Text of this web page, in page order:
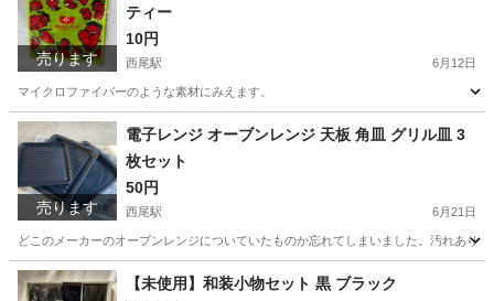
売ります
ティー
10円
西尾駅 6月12日
マイクロファイバーのような素材にみえます。
愛知 西尾市 西尾駅 小物
売ります
電子レンジ オーブンレンジ 天板 角皿 グリル皿 3
枚セット
50円
西尾駅 6月21日
どこのメーカーのオーブンレンジについていたものか忘れてしまいました。汚れあり
愛知 西尾市 西尾駅 キッチン家電 グリル
【未使用】和装小物セット 黒 ブラック